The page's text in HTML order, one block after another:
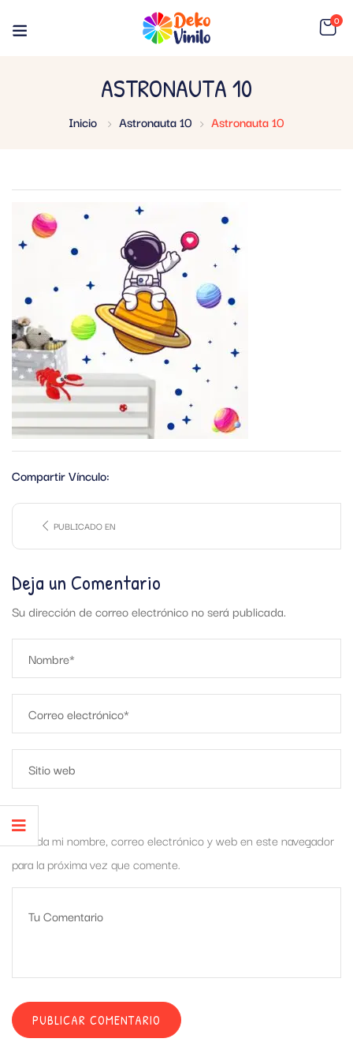
0
ASTRONAUTA 10
Inicio Astronauta 10 Astronauta 10
Compartir Vínculo:
PUBLICADO EN
Deja un Comentario
Su dirección de correo electrónico no será publicada.
Guarda mi nombre, correo electrónico y web en este navegador
para la próxima vez que comente.